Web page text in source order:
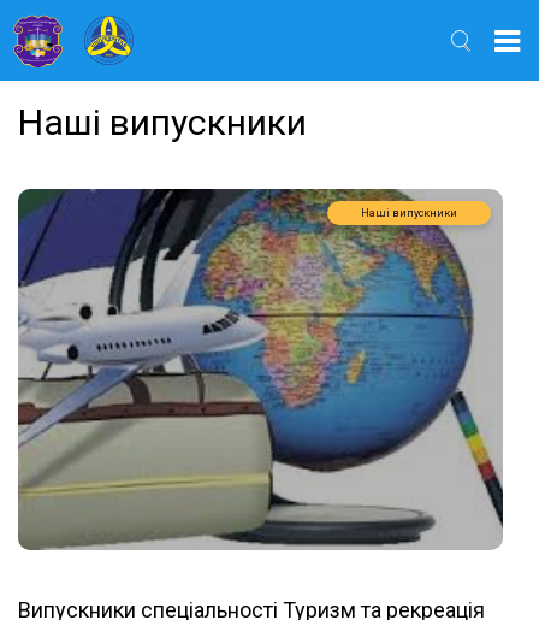
Наші випускники
Наші випускники
Випускники спеціальності Туризм та рекреація